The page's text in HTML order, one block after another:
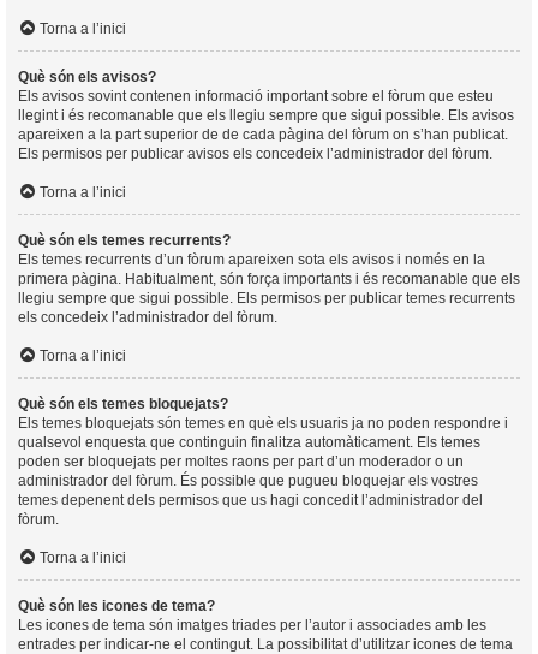
Torna a l’inici
Què són els avisos?
Els avisos sovint contenen informació important sobre el fòrum que esteu
llegint i és recomanable que els llegiu sempre que sigui possible. Els avisos
apareixen a la part superior de de cada pàgina del fòrum on s’han publicat.
Els permisos per publicar avisos els concedeix l’administrador del fòrum.
Torna a l’inici
Què són els temes recurrents?
Els temes recurrents d’un fòrum apareixen sota els avisos i només en la
primera pàgina. Habitualment, són força importants i és recomanable que els
llegiu sempre que sigui possible. Els permisos per publicar temes recurrents
els concedeix l’administrador del fòrum.
Torna a l’inici
Què són els temes bloquejats?
Els temes bloquejats són temes en què els usuaris ja no poden respondre i
qualsevol enquesta que continguin finalitza automàticament. Els temes
poden ser bloquejats per moltes raons per part d’un moderador o un
administrador del fòrum. És possible que pugueu bloquejar els vostres
temes depenent dels permisos que us hagi concedit l’administrador del
fòrum.
Torna a l’inici
Què són les icones de tema?
Les icones de tema són imatges triades per l’autor i associades amb les
entrades per indicar-ne el contingut. La possibilitat d’utilitzar icones de tema